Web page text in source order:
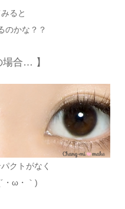
ると
のかな？？
場合… 】
クトがなく
・ω・｀)